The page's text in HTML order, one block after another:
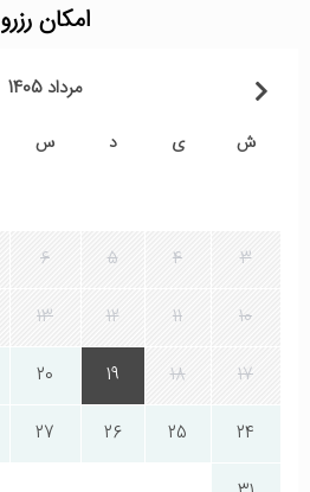
امکان رزرو
مرداد 1405
ش ی د س
3
4
5
6
10
11
12
13
17
18
19
20
24
25
26
27